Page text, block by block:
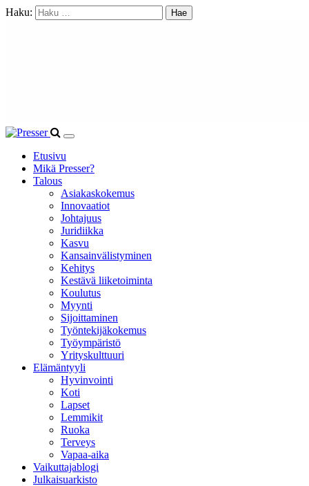
Haku:
Etusivu
Mikä Presser?
Talous
Asiakaskokemus
Innovaatiot
Johtajuus
Juridiikka
Kasvu
Kansainvälistyminen
Kehitys
Kestävä liiketoiminta
Koulutus
Myynti
Sijoittaminen
Työntekijäkokemus
Työympäristö
Yrityskulttuuri
Elämäntyyli
Hyvinvointi
Koti
Lapset
Lemmikit
Ruoka
Terveys
Vapaa-aika
Vaikuttajablogi
Julkaisuarkisto